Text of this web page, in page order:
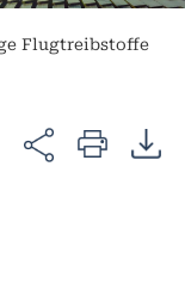
Flugtreibstoffe